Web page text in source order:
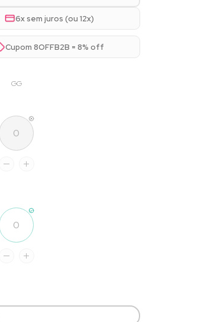
6x sem juros (ou 12x)
Cupom 8OFFB2B = 8% off
GG